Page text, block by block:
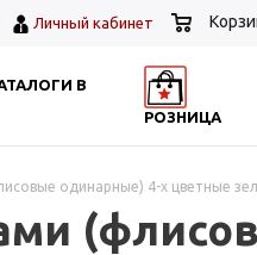
Личный кабинет
В
РОЗНИЦА
одинарные) 4-х цветные